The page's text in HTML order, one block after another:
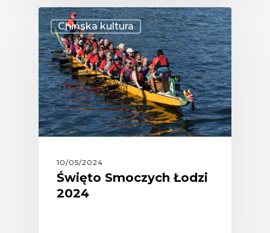
Chińska kultura
10/05/2024
Święto Smoczych Łodzi
2024